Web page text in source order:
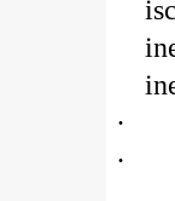
·
·